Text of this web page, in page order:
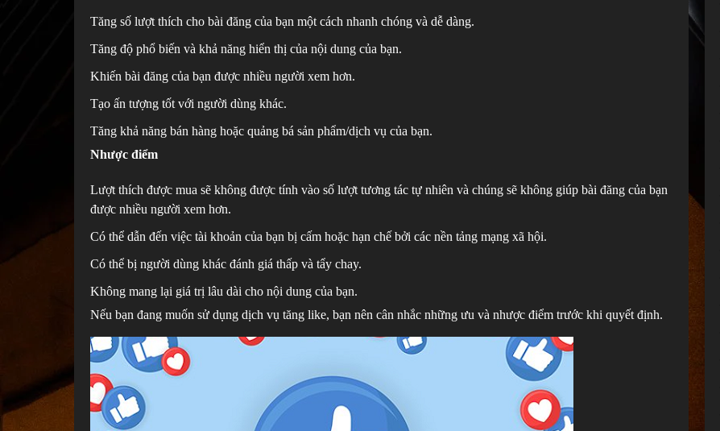
Tăng số lượt thích cho bài đăng của bạn một cách nhanh chóng và dễ dàng.
Tăng độ phổ biến và khả năng hiển thị của nội dung của bạn.
Khiến bài đăng của bạn được nhiều người xem hơn.
Tạo ấn tượng tốt với người dùng khác.
Tăng khả năng bán hàng hoặc quảng bá sản phẩm/dịch vụ của bạn.
Nhược điểm
Lượt thích được mua sẽ không được tính vào số lượt tương tác tự nhiên và chúng sẽ không giúp bài đăng của bạn
được nhiều người xem hơn.
Có thể dẫn đến việc tài khoản của bạn bị cấm hoặc hạn chế bởi các nền tảng mạng xã hội.
Có thể bị người dùng khác đánh giá thấp và tẩy chay.
Không mang lại giá trị lâu dài cho nội dung của bạn.
Nếu bạn đang muốn sử dụng dịch vụ tăng like, bạn nên cân nhắc những ưu và nhược điểm trước khi quyết định.